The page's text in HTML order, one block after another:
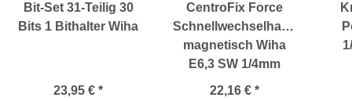
Bit-Set 31-Teilig 30
Bits 1 Bithalter Wiha
23,95 € *
CentroFix Force
Schnellwechselhalter
magnetisch Wiha
E6,3 SW 1/4mm
22,16 € *